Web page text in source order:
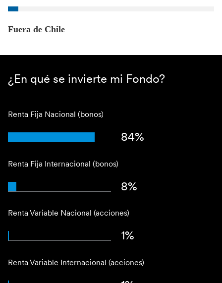
Fuera de Chile
¿En qué se invierte mi Fondo?
Renta Fija Nacional (bonos)
84%
Renta Fija Internacional (bonos)
8%
Renta Variable Nacional (acciones)
1%
Renta Variable Internacional (acciones)